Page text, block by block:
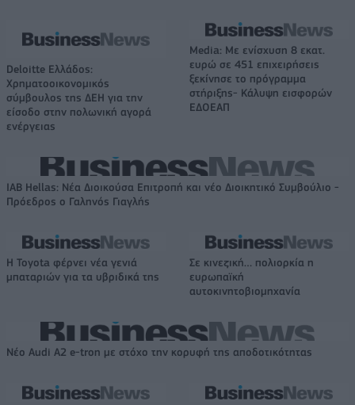
Deloitte Ελλάδος:
Χρηματοοικονομικός
σύμβουλος της ΔΕΗ για την
είσοδο στην πολωνική αγορά
ενέργειας
Media: Με ενίσχυση 8 εκατ.
ευρώ σε 451 επιχειρήσεις
ξεκίνησε το πρόγραμμα
στήριξης- Κάλυψη εισφορών
ΕΔΟΕΑΠ
IAB Hellas: Νέα Διοικούσα Επιτροπή και νέο Διοικητικό Συμβούλιο -
Πρόεδρος ο Γαληνός Γιαγλής
Η Toyota φέρνει νέα γενιά
μπαταριών για τα υβριδικά της
Σε κινεζική… πολιορκία η
ευρωπαϊκή
αυτοκινητοβιομηχανία
Νέο Audi A2 e-tron με στόχο την κορυφή της αποδοτικότητας